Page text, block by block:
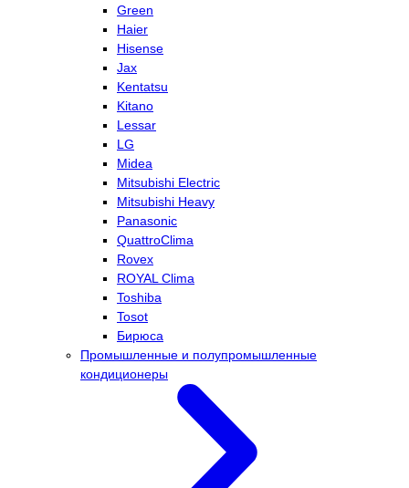
Green
Haier
Hisense
Jax
Kentatsu
Kitano
Lessar
LG
Midea
Mitsubishi Electric
Mitsubishi Heavy
Panasonic
QuattroClima
Rovex
ROYAL Clima
Toshiba
Tosot
Бирюса
Промышленные и полупромышленные
кондиционеры